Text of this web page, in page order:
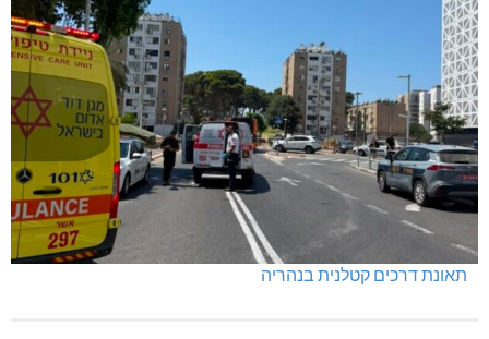
תאונת דרכים קטלנית בנהריה